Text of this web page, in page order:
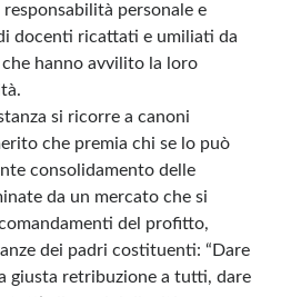
personale e
docenti ricattati e umiliati da
hanno avvilito la loro
si ricorre a canoni
che premia chi se lo può
consolidamento delle
da un mercato che si
del profitto,
dei padri costituenti: “Dare
giusta retribuzione a tutti, dare